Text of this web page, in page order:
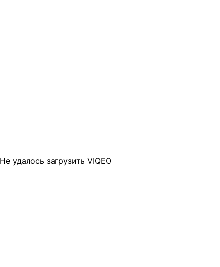
Не удалось загрузить VIQEO